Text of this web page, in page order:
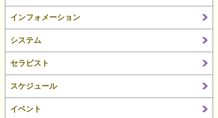
インフォメーション
システム
セラピスト
スケジュール
イベント